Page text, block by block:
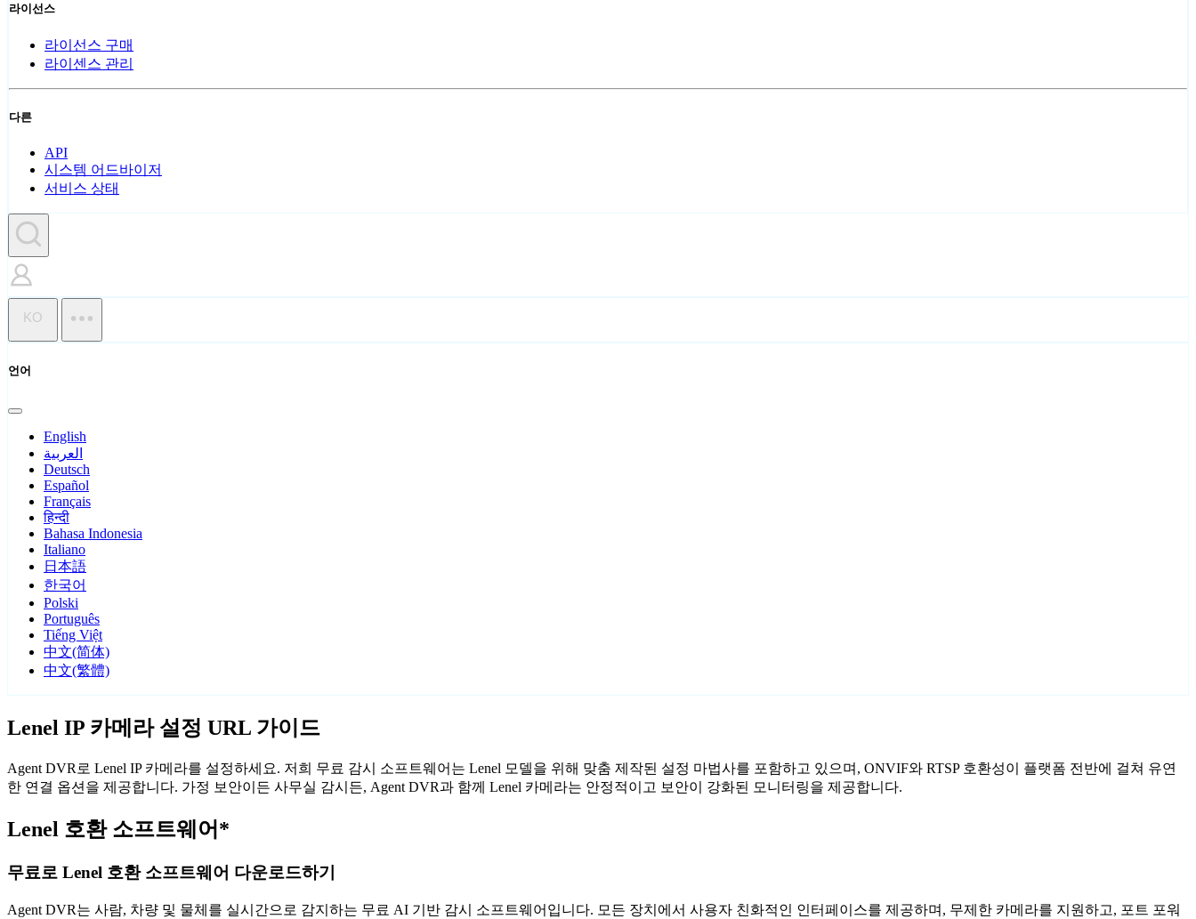
라이선스
라이선스 구매
라이센스 관리
다른
API
시스템 어드바이저
서비스 상태
KO
언어
English
العربية
Deutsch
Español
Français
हिन्दी
Bahasa Indonesia
Italiano
日本語
한국어
Polski
Português
Tiếng Việt
中文(简体)
中文(繁體)
Lenel IP 카메라 설정 URL 가이드
Agent DVR로 Lenel IP 카메라를 설정하세요. 저희 무료 감시 소프트웨어는 Lenel 모델을 위해 맞춤 제작된 설정 마법사를 포함하고 있으며, ONVIF와 RTSP 호환성이 플랫폼 전반에 걸쳐 유연
한 연결 옵션을 제공합니다. 가정 보안이든 사무실 감시든, Agent DVR과 함께 Lenel 카메라는 안정적이고 보안이 강화된 모니터링을 제공합니다.
Lenel 호환 소프트웨어*
무료로 Lenel 호환 소프트웨어 다운로드하기
Agent DVR는 사람, 차량 및 물체를 실시간으로 감지하는 무료 AI 기반 감시 소프트웨어입니다. 모든 장치에서 사용자 친화적인 인터페이스를 제공하며, 무제한 카메라를 지원하고, 포트 포워